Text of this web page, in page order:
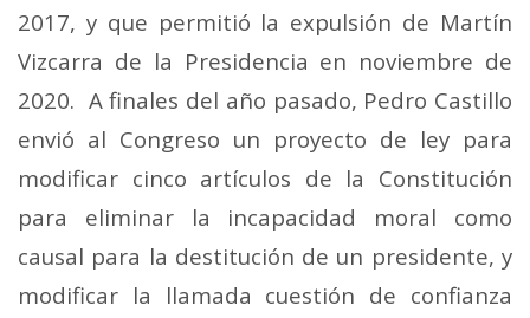
2017, y que permitió la expulsión de Martín
Vizcarra de la Presidencia en noviembre de
2020. A finales del año pasado, Pedro Castillo
envió al Congreso un proyecto de ley para
modificar cinco artículos de la Constitución
para eliminar la incapacidad moral como
causal para la destitución de un presidente, y
modificar la llamada cuestión de confianza